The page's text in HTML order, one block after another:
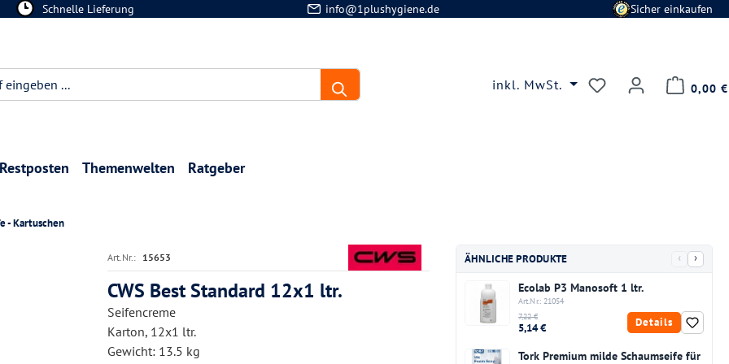
Schnelle Lieferung info@1plushygiene.de Sicher einkaufen
inkl. MwSt. Du hast 0 0,00 €
Restposten Themenwelten Ratgeber
- Kartuschen
Art.Nr.: 15653
CWS Best Standard 12x1 ltr.
Seifencreme
Karton, 12x1 ltr.
Gewicht: 13.5 kg
ÄHNLICHE PRODUKTE ‹ ›
Ecolab P3 Manosoft 1 ltr.
Art.Nr.: 21054
7,22 €
5,14 € Details
Tork Premium milde Schaumseife für